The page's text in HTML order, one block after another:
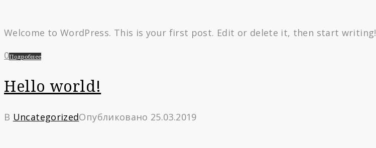
Welcome to WordPress. This is your first post. Edit or delete it, then start writing!
0Подробнее
Hello world!
В UncategorizedОпубликовано 25.03.2019